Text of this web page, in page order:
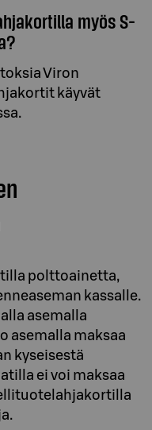
myös S-
Viron
käyvät
polttoainetta,
kassalle.
asemalla
asemalla maksaa
kyseisestä
ei voi maksaa